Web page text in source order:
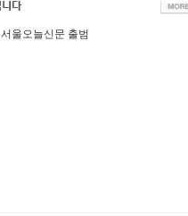
서울오늘신문 출범